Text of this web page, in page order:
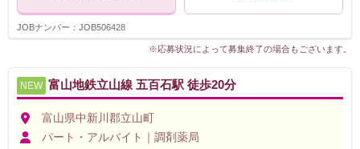
JOBナンバー：JOB506428
※応募状況によって募集終了の場合もございます。
NEW 富山地鉄立山線 五百石駅 徒歩20分
富山県中新川郡立山町
パート・アルバイト｜調剤薬局